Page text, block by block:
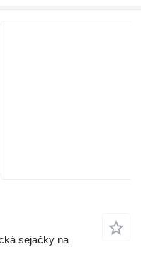
sejačky na